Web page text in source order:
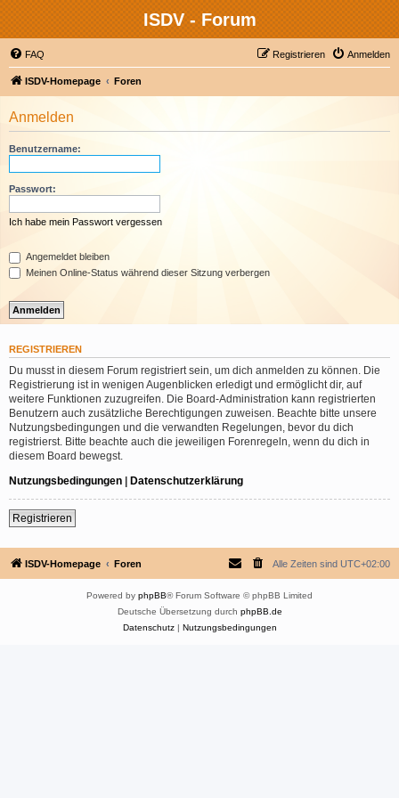
ISDV - Forum
FAQ Anmelden
Registrieren
ISDV-Homepage Foren
Anmelden
Benutzername:
Passwort:
Ich habe mein Passwort vergessen
Angemeldet bleiben
Meinen Online-Status während dieser Sitzung verbergen
REGISTRIEREN
Du musst in diesem Forum registriert sein, um dich anmelden zu können. Die
Registrierung ist in wenigen Augenblicken erledigt und ermöglicht dir, auf
weitere Funktionen zuzugreifen. Die Board-Administration kann registrierten
Benutzern auch zusätzliche Berechtigungen zuweisen. Beachte bitte unsere
Nutzungsbedingungen und die verwandten Regelungen, bevor du dich
registrierst. Bitte beachte auch die jeweiligen Forenregeln, wenn du dich in
diesem Board bewegst.
Nutzungsbedingungen | Datenschutzerklärung
Registrieren
ISDV-Homepage Foren Alle Zeiten sind UTC+02:00
Powered by phpBB® Forum Software © phpBB Limited
Deutsche Übersetzung durch phpBB.de
Datenschutz| Nutzungsbedingungen